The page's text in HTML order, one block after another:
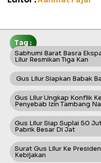
Tag :
Sabhumi Barat Basra
Lilur Resmikan Tiga Kan
Gus Lilur Siapkan Babak
Gus Lilur Ungkap Konflik
Penyebab Izin Tambang
Gus Lilur Siap Suplai 50
Pabrik Besar Di Jat
Surat Gus Lilur Ke
Kebijakan